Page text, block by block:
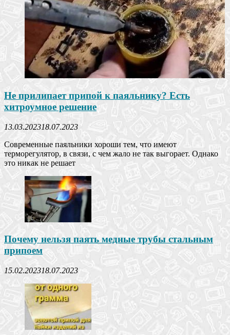
Не прилипает припой к паяльнику? Есть
хитроумное решение
13.03.202318.07.2023
Современные паяльники хороши тем, что имеют
терморегулятор, в связи, с чем жало не так выгорает. Однако
это никак не решает
Почему нельзя паять медные трубы стальным
припоем
15.02.202318.07.2023